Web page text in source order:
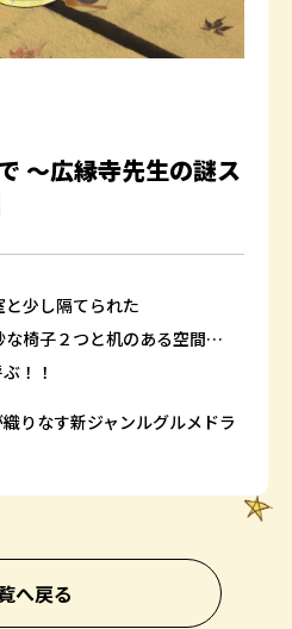
～広縁寺先生の謎ス
少し隔てられた
な椅子２つと机のある空間…
！！
りなす新ジャンルグルメドラ
へ戻る